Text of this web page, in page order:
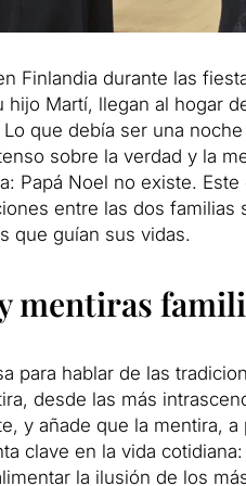
Finlandia durante las
Martí, llegan al hogar
que debía ser una
sobre la verdad y la
Papá Noel no existe.
entre las dos familias
que guían sus vidas.
mentiras
para hablar de las
desde las más
y añade que la mentira, a
clave en la vida
la ilusión de los